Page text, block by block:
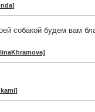
собакой будем вам